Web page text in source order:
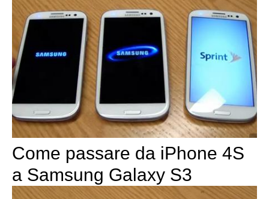
Come passare da iPhone 4S
a Samsung Galaxy S3